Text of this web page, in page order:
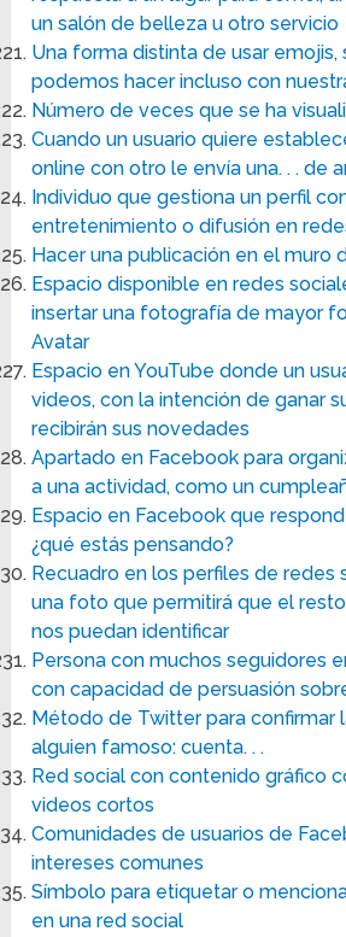
un salón de belleza u otro servicio
Una forma distinta de usar
podemos hacer incluso con
Número de veces que se ha
Cuando un usuario quiere
online con otro le envía una. . . de
Individuo que gestiona un perfil
entretenimiento o difusión en
Hacer una publicación en el muro
Espacio disponible en redes
insertar una fotografía de mayor
Avatar
Espacio en YouTube donde un
videos, con la intención de ganar
recibirán sus novedades
Apartado en Facebook para
a una actividad, como un
Espacio en Facebook que
¿qué estás pensando?
Recuadro en los perfiles de redes
una foto que permitirá que el
nos puedan identificar
Persona con muchos seguidores
con capacidad de persuasión
Método de Twitter para confirmar
alguien famoso: cuenta. . .
Red social con contenido gráfico
videos cortos
Comunidades de usuarios de
intereses comunes
Símbolo para etiquetar o
en una red social